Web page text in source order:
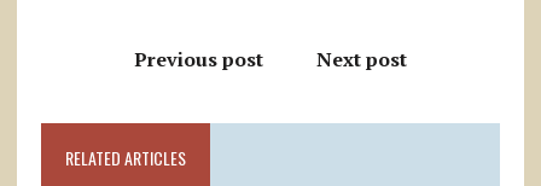
Previous post Next post
RELATED ARTICLES